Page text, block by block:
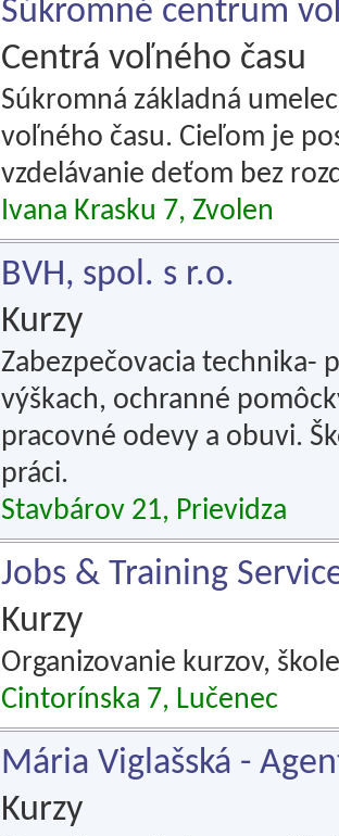
Súkromné centrum
Centrá voľného času
Súkromná základná
voľného času. Cieľom je
vzdelávanie deťom bez
Ivana Krasku 7, Zvolen
BVH, spol. s r.o.
Kurzy
Zabezpečovacia technika-
výškach, ochranné
pracovné odevy a obuvi.
práci.
Stavbárov 21, Prievidza
Jobs & Training
Kurzy
Organizovanie kurzov,
Cintorínska 7, Lučenec
Mária Viglašská -
Kurzy